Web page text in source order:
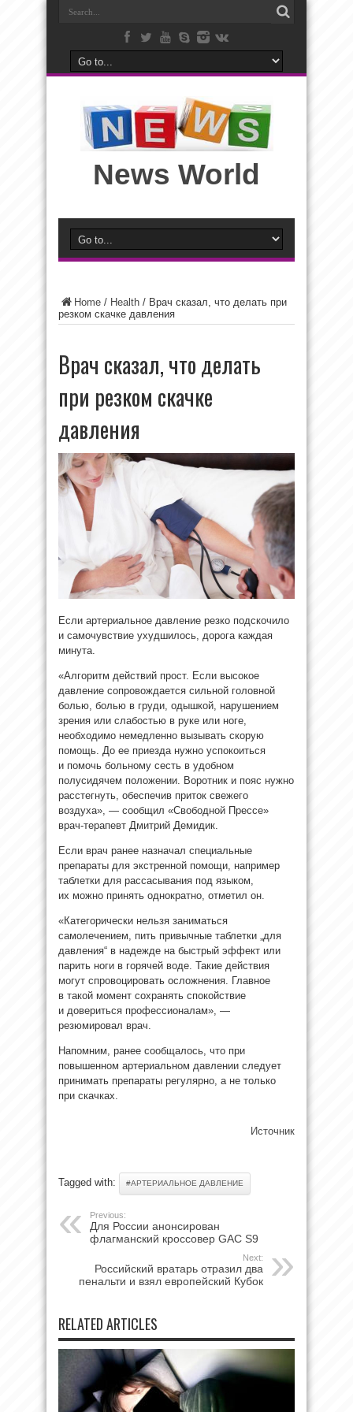
News World
Home / Health / Врач сказал, что делать при
резком скачке давления
Врач сказал, что делать
при резком скачке
давления
Если артериальное давление резко подскочило
и самочувствие ухудшилось, дорога каждая
минута.
«Алгоритм действий прост. Если высокое
давление сопровождается сильной головной
болью, болью в груди, одышкой, нарушением
зрения или слабостью в руке или ноге,
необходимо немедленно вызывать скорую
помощь. До ее приезда нужно успокоиться
и помочь больному сесть в удобном
полусидячем положении. Воротник и пояс нужно
расстегнуть, обеспечив приток свежего
воздуха», — сообщил «Свободной Прессе»
врач-терапевт Дмитрий Демидик.
Если врач ранее назначал специальные
препараты для экстренной помощи, например
таблетки для рассасывания под языком,
их можно принять однократно, отметил он.
«Категорически нельзя заниматься
самолечением, пить привычные таблетки „для
давления“ в надежде на быстрый эффект или
парить ноги в горячей воде. Такие действия
могут спровоцировать осложнения. Главное
в такой момент сохранять спокойствие
и довериться профессионалам», —
резюмировал врач.
Напомним, ранее сообщалось, что при
повышенном артериальном давлении следует
принимать препараты регулярно, а не только
при скачках.
Источник
Tagged with: #АРТЕРИАЛЬНОЕ ДАВЛЕНИЕ
Previous:
Для России анонсирован
флагманский кроссовер GAC S9
Next:
Российский вратарь отразил два
пенальти и взял европейский Кубок
RELATED ARTICLES